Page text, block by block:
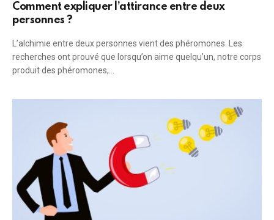
Comment expliquer l’attirance entre deux
personnes ?
L’alchimie entre deux personnes vient des phéromones. Les
recherches ont prouvé que lorsqu’on aime quelqu’un, notre corps
produit des phéromones,…